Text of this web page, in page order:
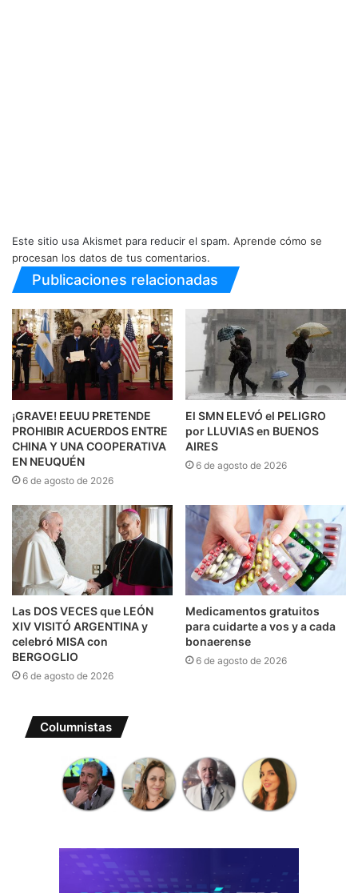
Este sitio usa Akismet para reducir el spam. Aprende cómo se
procesan los datos de tus comentarios.
Publicaciones relacionadas
¡GRAVE! EEUU PRETENDE
PROHIBIR ACUERDOS ENTRE
CHINA Y UNA COOPERATIVA
EN NEUQUÉN
6 de agosto de 2026
El SMN ELEVÓ el PELIGRO
por LLUVIAS en BUENOS
AIRES
6 de agosto de 2026
Las DOS VECES que LEÓN
XIV VISITÓ ARGENTINA y
celebró MISA con
BERGOGLIO
6 de agosto de 2026
Medicamentos gratuitos
para cuidarte a vos y a cada
bonaerense
6 de agosto de 2026
Columnistas